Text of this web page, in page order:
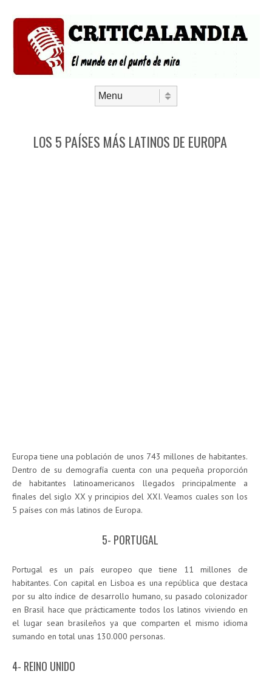
LOS 5 PAÍSES MÁS LATINOS DE EUROPA
Europa tiene una población de unos 743 millones de habitantes.
Dentro de su demografía cuenta con una pequeña proporción
de habitantes latinoamericanos llegados principalmente a
finales del siglo XX y principios del XXI. Veamos cuales son los
5 países con más latinos de Europa.
5- PORTUGAL
Portugal es un país europeo que tiene 11 millones de
habitantes. Con capital en Lisboa es una república que destaca
por su alto índice de desarrollo humano, su pasado colonizador
en Brasil hace que prácticamente todos los latinos viviendo en
el lugar sean brasileños ya que comparten el mismo idioma
sumando en total unas 130.000 personas.
4- REINO UNIDO